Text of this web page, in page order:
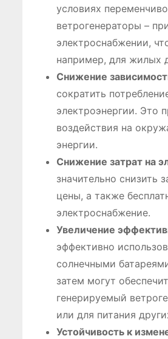
условиях
ветрогенераторы –
электроснабжении,
например, для жилых
Снижение
сократить
электроэнергии. Это
воздействия на
энергии.
Снижение затрат на
значительно снизить
цены, а также
электроснабжение.
Увеличение
эффективно
солнечными
затем могут
генерируемый
или для питания
Устойчивость к